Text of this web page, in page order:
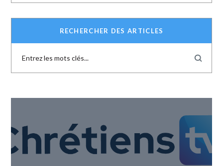
RECHERCHER DES ARTICLES